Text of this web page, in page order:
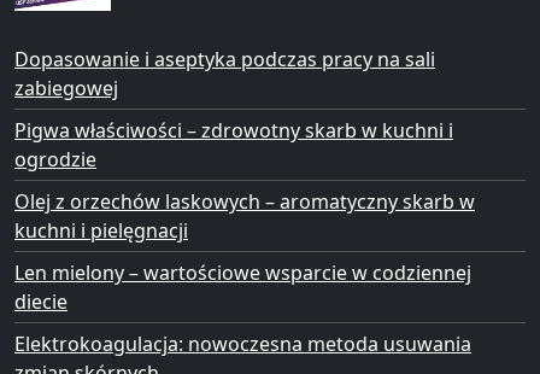
Dopasowanie i aseptyka podczas pracy na sali
zabiegowej
Pigwa właściwości – zdrowotny skarb w kuchni i
ogrodzie
Olej z orzechów laskowych – aromatyczny skarb w
kuchni i pielęgnacji
Len mielony – wartościowe wsparcie w codziennej
diecie
Elektrokoagulacja: nowoczesna metoda usuwania